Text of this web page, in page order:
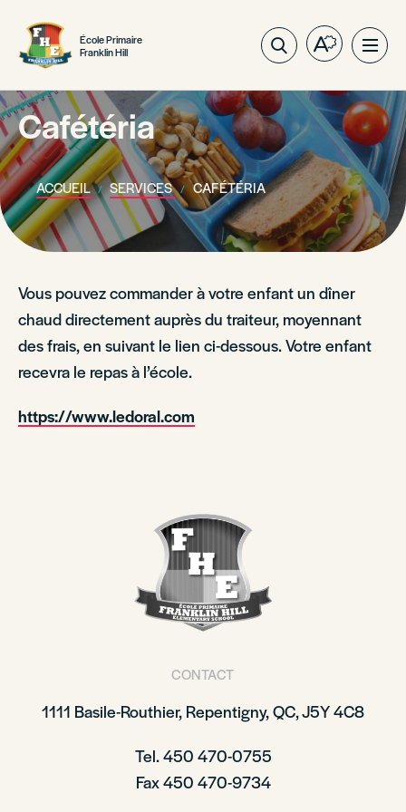
École Primaire
Franklin Hill
Ouvrez
barre
d'outilsdu
site
Cafétéria
ACCUEIL SERVICES CAFÉTÉRIA
Vous pouvez commander à votre enfant un dîner
chaud directement auprès du traiteur, moyennant
des frais, en suivant le lien ci-dessous. Votre enfant
recevra le repas à l’école.
https://www.ledoral.com
CONTACT
1111 Basile-Routhier, Repentigny, QC, J5Y 4C8
Tel. 450 470-0755
Fax 450 470-9734